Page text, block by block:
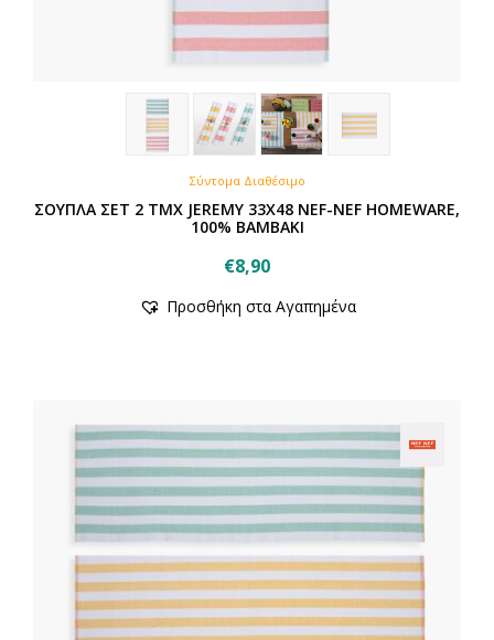
Σύντομα Διαθέσιμο
ΣΟΥΠΛΑ ΣΕΤ 2 ΤΜΧ JEREMY 33X48 NEF-NEF HOMEWARE,
100% BAMBAKI
€8,90
Προσθήκη στα Αγαπημένα